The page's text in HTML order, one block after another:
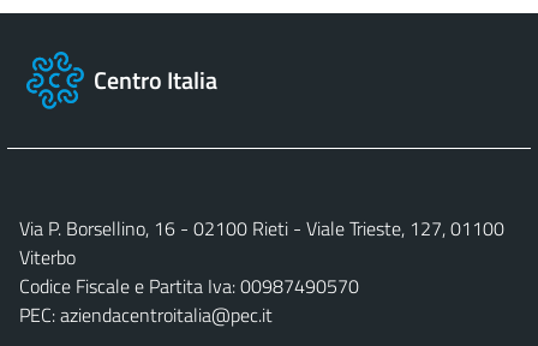
Centro Italia
Via P. Borsellino, 16 - 02100 Rieti - Viale Trieste, 127, 01100
Viterbo
Codice Fiscale e Partita Iva: 00987490570
PEC:aziendacentroitalia@pec.it